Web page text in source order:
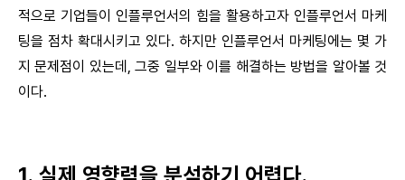
적으로 기업들이 인플루언서의 힘을 활용하고자 인플루언서 마케
팅을 점차 확대시키고 있다. 하지만 인플루언서 마케팅에는 몇 가
지 문제점이 있는데, 그중 일부와 이를 해결하는 방법을 알아볼 것
이다.
1. 실제 영향력을 분석하기 어렵다.